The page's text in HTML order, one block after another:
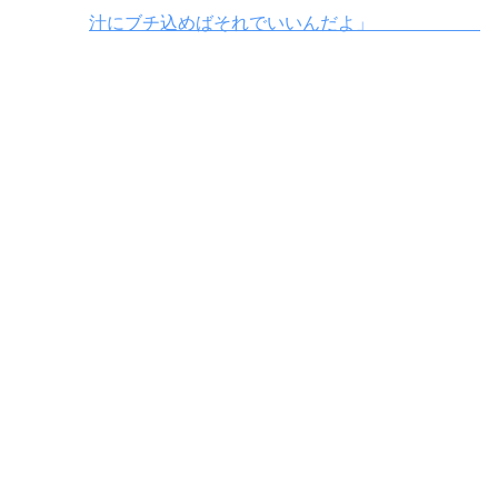
汁にブチ込めばそれでいいんだよ」